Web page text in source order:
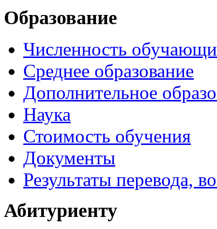
Образование
Численность
Среднее образование
Дополнительное
Наука
Стоимость обучения
Документы
Результаты перевода,
Абитуриенту